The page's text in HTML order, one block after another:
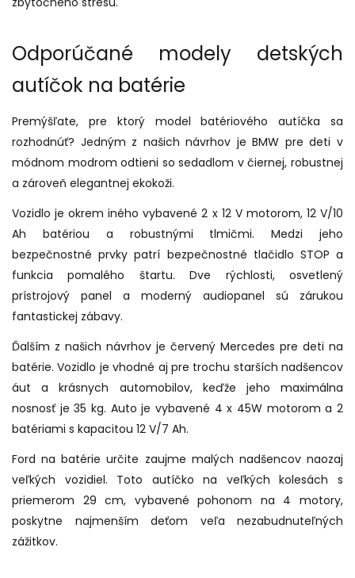
Odporúčané modely detských
autíčok na batérie
Premýšľate, pre ktorý model batériového autíčka sa
rozhodnúť? Jedným z našich návrhov je BMW pre deti v
módnom modrom odtieni so sedadlom v čiernej, robustnej
a zároveň elegantnej ekokoži.
Vozidlo je okrem iného vybavené 2 x 12 V motorom, 12 V/10
Ah batériou a robustnými tlmičmi. Medzi jeho
bezpečnostné prvky patrí bezpečnostné tlačidlo STOP a
funkcia pomalého štartu. Dve rýchlosti, osvetlený
prístrojový panel a moderný audiopanel sú zárukou
fantastickej zábavy.
Ďalším z našich návrhov je červený Mercedes pre deti na
batérie. Vozidlo je vhodné aj pre trochu starších nadšencov
áut a krásnych automobilov, keďže jeho maximálna
nosnosť je 35 kg. Auto je vybavené 4 x 45W motorom a 2
batériami s kapacitou 12 V/7 Ah.
Ford na batérie určite zaujme malých nadšencov naozaj
veľkých vozidiel. Toto autíčko na veľkých kolesách s
priemerom 29 cm, vybavené pohonom na 4 motory,
poskytne najmenším deťom veľa nezabudnuteľných
zážitkov.